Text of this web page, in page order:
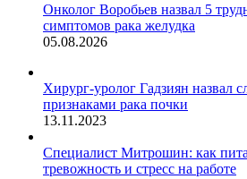
Онколог Воробьев назвал 5
симптомов рака желудка
05.08.2026
Хирург-уролог Гадзиян назвал
признаками рака почки
13.11.2023
Специалист Митрошин: как
тревожность и стресс на работе